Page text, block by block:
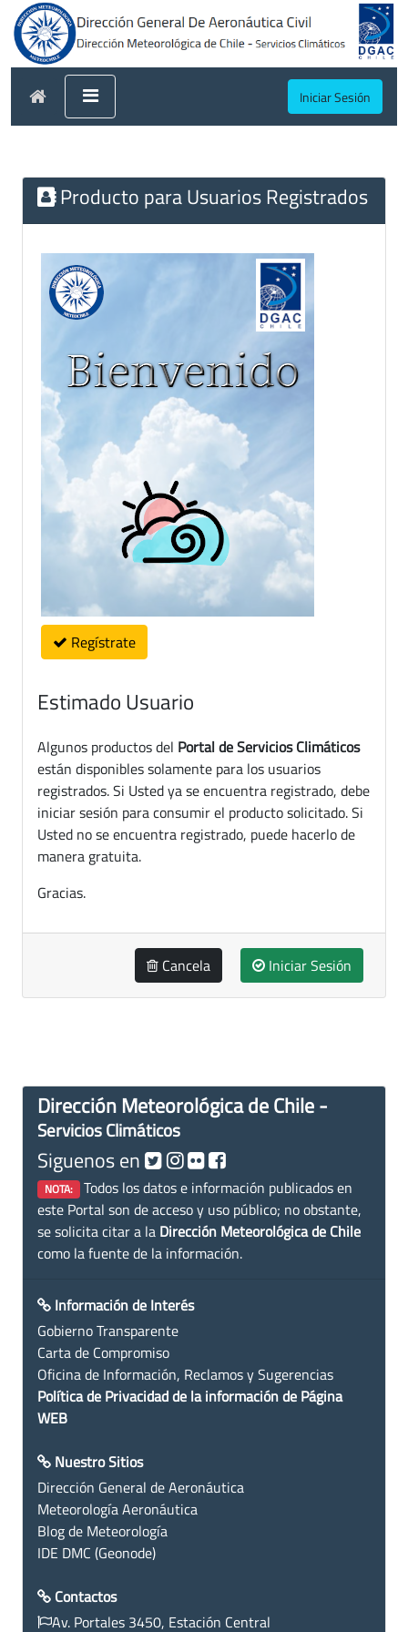
Iniciar Sesión
Producto para Usuarios Registrados
Regístrate
Estimado Usuario
Algunos productos del Portal de Servicios Climáticos
están disponibles solamente para los usuarios
registrados. Si Usted ya se encuentra registrado, debe
iniciar sesión para consumir el producto solicitado. Si
Usted no se encuentra registrado, puede hacerlo de
manera gratuita.
Gracias.
Cancela Iniciar Sesión
Dirección Meteorológica de Chile -
Servicios Climáticos
Siguenos en
NOTA: Todos los datos e información publicados en
este Portal son de acceso y uso público; no obstante,
se solicita citar a la Dirección Meteorológica de Chile
como la fuente de la información.
Información de Interés
Gobierno Transparente
Carta de Compromiso
Oficina de Información, Reclamos y Sugerencias
Política de Privacidad de la información de Página
WEB
Nuestro Sitios
Dirección General de Aeronáutica
Meteorología Aeronáutica
Blog de Meteorología
IDE DMC (Geonode)
Contactos
Av. Portales 3450, Estación Central